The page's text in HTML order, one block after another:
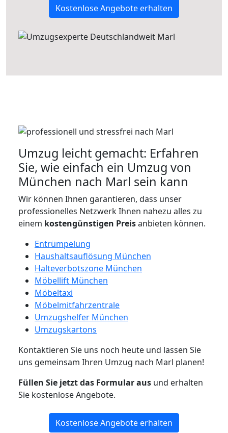
Kostenlose Angebote erhalten
Umzug leicht gemacht: Erfahren
Sie, wie einfach ein Umzug von
München nach Marl sein kann
Wir können Ihnen garantieren, dass unser
professionelles Netzwerk Ihnen nahezu alles zu
einem kostengünstigen Preisanbieten können.
Entrümpelung
Haushaltsauflösung München
Halteverbotszone München
Möbellift München
Möbeltaxi
Möbelmitfahrzentrale
Umzugshelfer München
Umzugskartons
Kontaktieren Sie uns noch heute und lassen Sie
uns gemeinsam Ihren Umzug nach Marl planen!
Füllen Sie jetzt das Formular aus und erhalten
Sie kostenlose Angebote.
Kostenlose Angebote erhalten